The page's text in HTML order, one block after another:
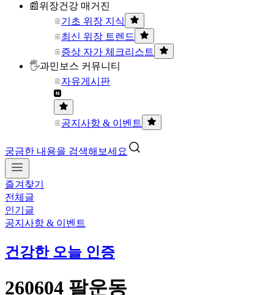
📰위장건강 매거진
기초 위장 지식
최신 위장 트렌드
증상 자가 체크리스트
🖐과민보스 커뮤니티
자유게시판
공지사항 & 이벤트
궁금한 내용을 검색해보세요
즐겨찾기
전체글
인기글
공지사항 & 이벤트
건강한 오늘 인증
260604 팔운동